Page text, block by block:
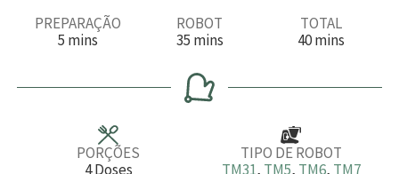
PREPARAÇÃO
5m
u
mins
ROBOT
35m
n
u
t
mins
TOTAL
40m
u
mins
PORÇÕES
4 Doses
TIPO DE ROBOT
TM31, TM5, TM6, TM7